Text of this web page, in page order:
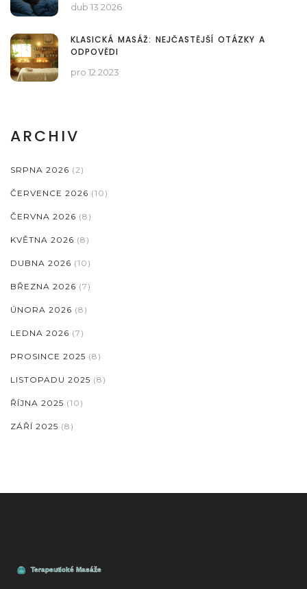
dub 13 2026
KLASICKÁ MASÁŽ: NEJČASTĚJŠÍ OTÁZKY A
ODPOVĚDI
pro 12 2023
ARCHIV
SRPNA 2026 (2)
ČERVENCE 2026 (10)
ČERVNA 2026 (8)
KVĚTNA 2026 (8)
DUBNA 2026 (10)
BŘEZNA 2026 (7)
ÚNORA 2026 (8)
LEDNA 2026 (7)
PROSINCE 2025 (8)
LISTOPADU 2025 (8)
ŘÍJNA 2025 (10)
ZÁŘÍ 2025 (8)